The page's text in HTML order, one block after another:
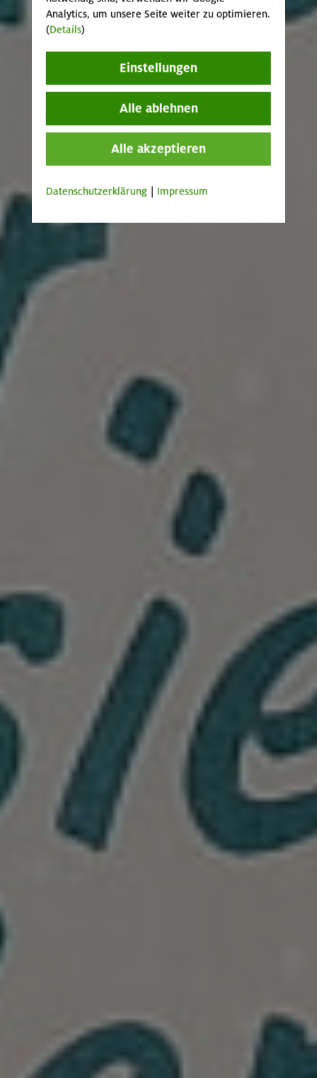
Analytics, um unsere Seite weiter zu optimieren.
(Details)
Einstellungen
Alle ablehnen
Alle akzeptieren
Datenschutzerklärung Impressum